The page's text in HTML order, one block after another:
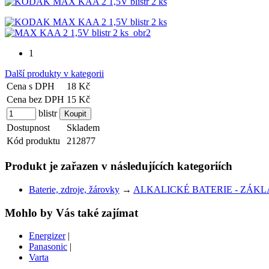
1
Další produkty v kategorii
Cena s DPH
18 Kč
Cena bez DPH 15 Kč
blistr
Dostupnost
Skladem
Kód produktu
212877
Produkt je zařazen v následujících kategoriích
Baterie, zdroje, žárovky → ALKALICKÉ BATERIE -
Mohlo by Vás také zajímat
Energizer|
Panasonic |
Varta